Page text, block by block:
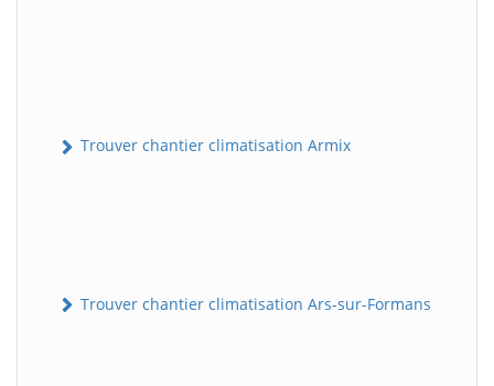
Trouver chantier climatisation Armix
Trouver chantier climatisation Ars-sur-Formans